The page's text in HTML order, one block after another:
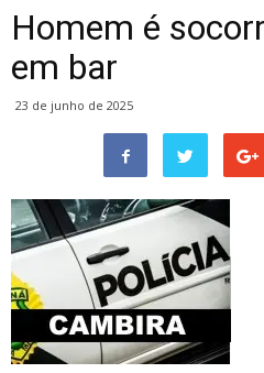
Homem é
em bar
23 de junho de 2025